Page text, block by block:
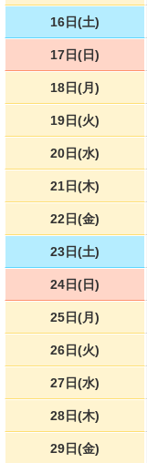
16日(土)
17日(日)
18日(月)
19日(火)
20日(水)
21日(木)
22日(金)
23日(土)
24日(日)
25日(月)
26日(火)
27日(水)
28日(木)
29日(金)